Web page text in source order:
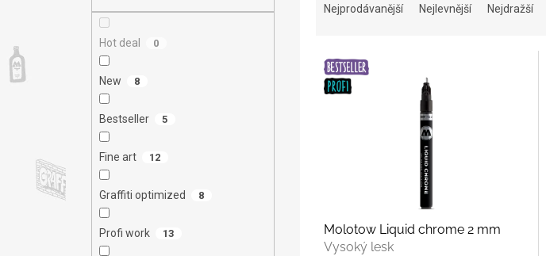
Hot deal 0
New 8
Bestseller 5
Fine art 12
Graffiti optimized 8
Profi work 13
n
p
Nejprodávanější Nejlevnější Nejdražší
V
p
Molotow Liquid chrome 2 mm
Vysoký lesk